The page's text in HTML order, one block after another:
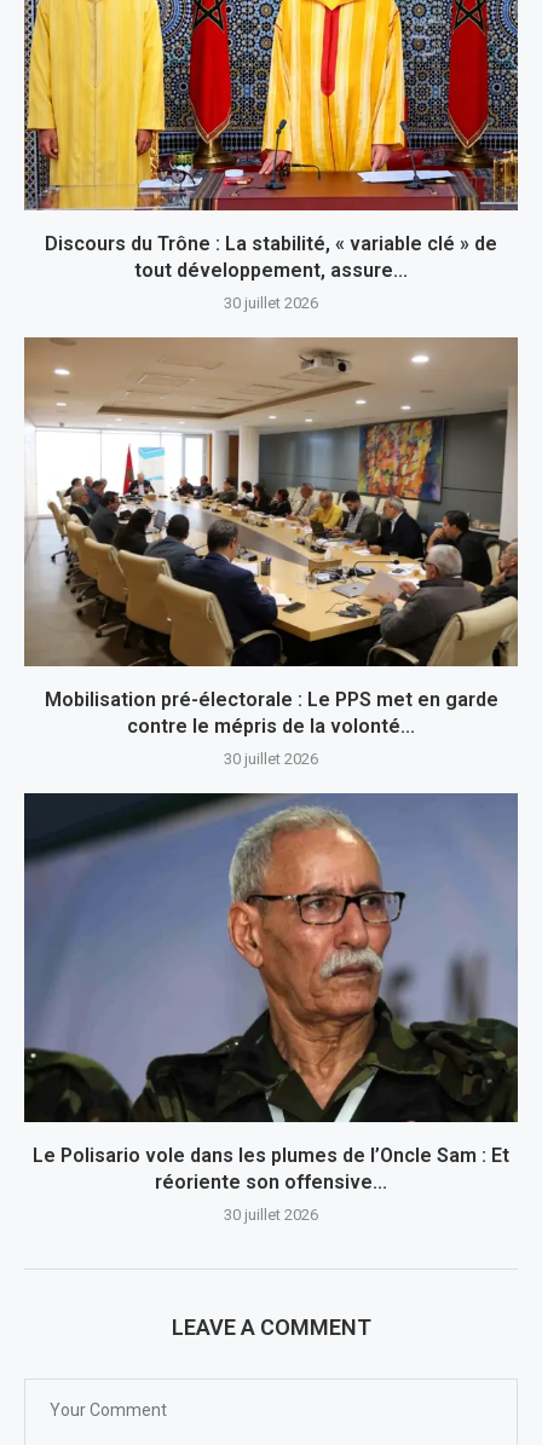
Discours du Trône : La stabilité, « variable clé » de
tout développement, assure...
30 juillet 2026
Mobilisation pré-électorale : Le PPS met en garde
contre le mépris de la volonté...
30 juillet 2026
Le Polisario vole dans les plumes de l’Oncle Sam : Et
réoriente son offensive...
30 juillet 2026
LEAVE A COMMENT